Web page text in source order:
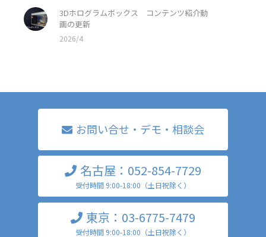
3Dホログラムボックス コンテンツ紹介動
画の更新
2026/4
お問い合せ・デモ・相談会
名古屋：052-854-7729
受付時間 9:00-18:00（土日祝除く）
東京：03-6775-7479
受付時間 9:00-18:00（土日祝除く）